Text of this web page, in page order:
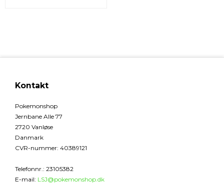
Kontakt
Pokemonshop
Jernbane Alle 77
2720 Vanløse
Danmark
CVR-nummer: 40389121
Telefonnr.: 23105382
E-mail: LSJ@pokemonshop.dk